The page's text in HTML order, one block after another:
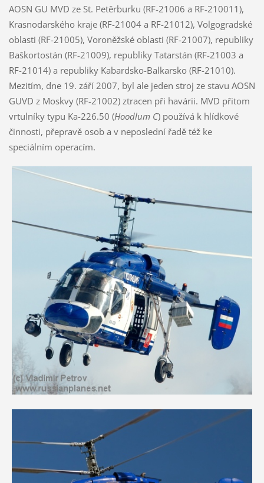
AOSN GU MVD ze St. Petěrburku (RF-21006 a RF-210011),
Krasnodarského kraje (RF-21004 a RF-21012), Volgogradské
oblasti (RF-21005), Voroněžské oblasti (RF-21007), republiky
Baškortostán (RF-21009), republiky Tatarstán (RF-21003 a
RF-21014) a republiky Kabardsko-Balkarsko (RF-21010).
Mezitím, dne 19. září 2007, byl ale jeden stroj ze stavu AOSN
GUVD z Moskvy (RF-21002) ztracen při havárii. MVD přitom
vrtulníky typu Ka-226.50 (Hoodlum C) používá k hlídkové
činnosti, přepravě osob a v neposlední řadě též ke
speciálním operacím.